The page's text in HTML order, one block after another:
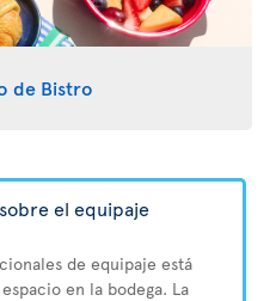
de Bistro
el equipaje
de equipaje está
en la bodega. La